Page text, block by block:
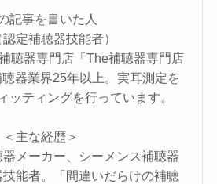
記事を書いた人
定補聴器技能者）
聴器専門店「The補聴器専門店
器業界25年以上。実耳測定を
ッティングを行っています。
＜主な経歴＞
器メーカー、シーメンス補聴器
能者。「間違いだらけの補聴